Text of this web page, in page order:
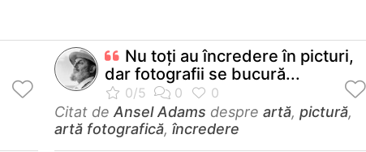
Nu toți au încredere în picturi,
dar fotografii se bucură...
Citat de Ansel Adams despre artă, pictură,
artă fotografică, încredere